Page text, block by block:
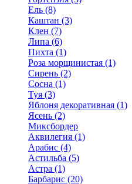
Ель (8)
Каштан (3)
Клен (7)
Липа (6)
Пихта (1)
Роза морщинистая (1)
Сирень (2)
Сосна (1)
Туя (3)
Яблоня декоративная (1)
Ясень (2)
Миксбордер
Аквилегия (1)
Арабис (4)
Астильба (5)
Астра (1)
Барбарис (20)